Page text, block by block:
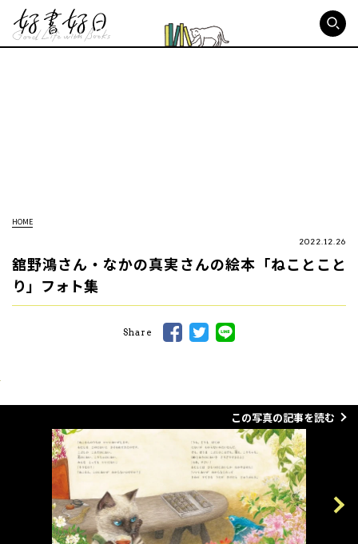
HOME
2022.12.26
舘野鴻さん・なかの真実さんの絵本「ねことこと
り」フォト集
Share
この写真の記事を読む
Previous Next